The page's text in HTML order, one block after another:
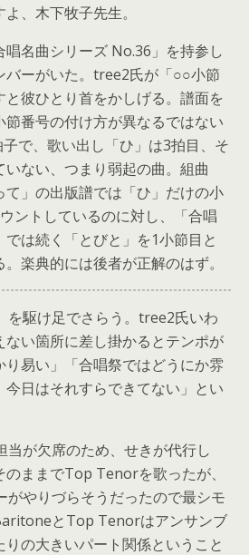
、木下牧子先生。
唱名曲シリーズ No.36」を持参し
バーがいた。tree2氏が「○○小節
と彼ひとり首をかしげる。譜面を
節番号の付け方が異なるではない
で、歌い出し「ひ」は3拍目、そ
ない、つまり弱起の曲。組曲
て」の出版譜では「ひ」だけの小
ントしているのに対し、「合唱
は続く「とびと」を1小節目と
楽典的には後者が正解のはず。
を駆け足でさらう。tree2氏いわ
ない箇所に差し掛かるとテンポが
易い」「合唱祭ではどうにか雰
日はそれすらできてない」とい
が欠席のため、せきが代行し
ままでTop Tenorを歌ったが、
やりづらそうだったので最シモ
とTop Tenorはアンサンブ
の大きいパート関係ということ